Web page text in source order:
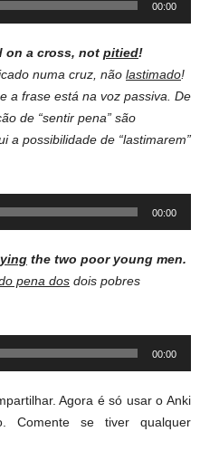
00:00
on a cross, not pitied!
numa cruz, não lastimado!
a frase está na voz passiva. De
de “sentir pena” são
a possibilidade de “lastimarem”
00:00
the two poor young men.
pena dos dois pobres
00:00
Agora é só usar o Anki
Comente se tiver qualquer